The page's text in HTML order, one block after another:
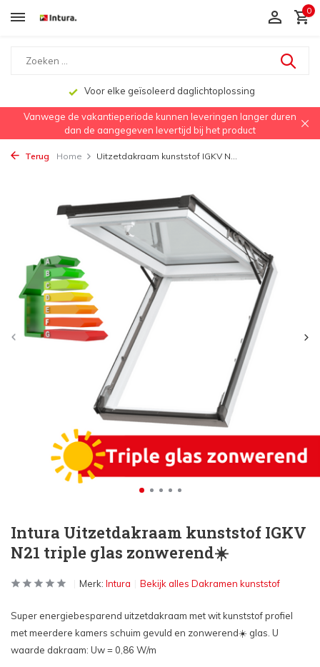
0
Voor elke geïsoleerd daglichtoplossing
Vanwege de vakantieperiode kunnen leveringen langer duren
dan de aangegeven levertijd bij het product
Terug Home Uitzetdakraam kunststof IGKV N...
Intura Uitzetdakraam kunststof IGKV
N21 triple glas zonwerend☀️
Merk: Intura Bekijk alles Dakramen kunststof
Super energiebesparend uitzetdakraam met wit kunststof profiel
met meerdere kamers schuim gevuld en zonwerend☀️ glas. U
waarde dakraam: Uw = 0,86 W/m